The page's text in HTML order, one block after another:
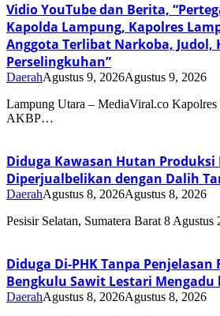
Vidio YouTube dan Berita,
Kapolda Lampung, Kapolres
Anggota Terlibat Narkoba, Judol,
Perselingkuhan”
DaerahAgustus 9, 2026Agustus 9, 2026
Lampung Utara – MediaViral.co Kapolres
AKBP…
Diduga Kawasan Hutan Produksi
Diperjualbelikan dengan Dalih
DaerahAgustus 8, 2026Agustus 8, 2026
Pesisir Selatan, Sumatera Barat 8
Diduga Di-PHK Tanpa Penjelasan
Bengkulu Sawit Lestari Mengadu
DaerahAgustus 8, 2026Agustus 8, 2026